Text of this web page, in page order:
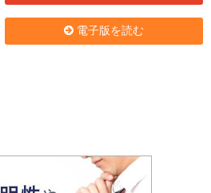
電子版を読む